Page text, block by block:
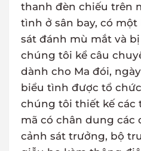
thanh đèn chiếu trên
tình ở sân bay, có
sát đánh mù mắt và
chúng tôi kể câu
dành cho Ma đói,
biểu tình được tổ
chúng tôi thiết kế các
mã có chân dung các
cảnh sát trưởng, bộ